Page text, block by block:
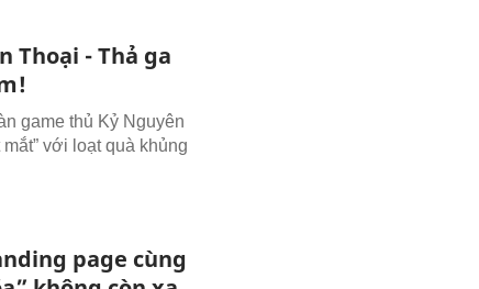
Thoại - Thả ga
game thủ Kỷ Nguyên
với loạt quà khủng
page cùng